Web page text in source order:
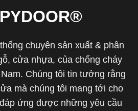
chuyên sản xuất & phân
cửa nhựa, của chống cháy
Chúng tôi tin tưởng rằng
mà chúng tôi mang tới cho
ứng được những yêu cầu